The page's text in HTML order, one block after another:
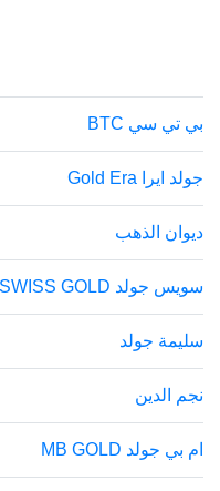
بي تي سي BTC
جولد ايرا Gold Era
ديوان الذهب
سويس جولد SWISS GOLD
سليمة جولد
نجم الدين
ام بي جولد MB GOLD